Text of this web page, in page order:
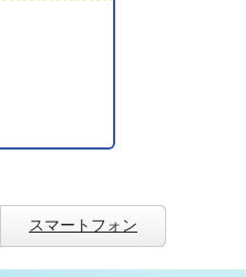
スマートフォン